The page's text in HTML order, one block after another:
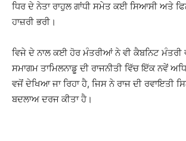
ਧਿਰ ਦੇ ਨੇਤਾ ਰਾਹੁਲ ਗਾਂਧੀ ਸਮੇਤ ਕਈ ਸਿਆਸੀ ਅਤੇ
ਹਾਜ਼ਰੀ ਭਰੀ।
ਵਿਜੇ ਦੇ ਨਾਲ ਕਈ ਹੋਰ ਮੰਤਰੀਆਂ ਨੇ ਵੀ ਕੈਬਨਿਟ
ਸਮਾਗਮ ਤਾਮਿਲਨਾਡੂ ਦੀ ਰਾਜਨੀਤੀ ਵਿੱਚ ਇੱਕ ਨਵੇਂ
ਵਜੋਂ ਦੇਖਿਆ ਜਾ ਰਿਹਾ ਹੈ, ਜਿਸ ਨੇ ਰਾਜ ਦੀ ਰਵਾਇਤੀ
ਬਦਲਾਅ ਦਰਜ ਕੀਤਾ ਹੈ।